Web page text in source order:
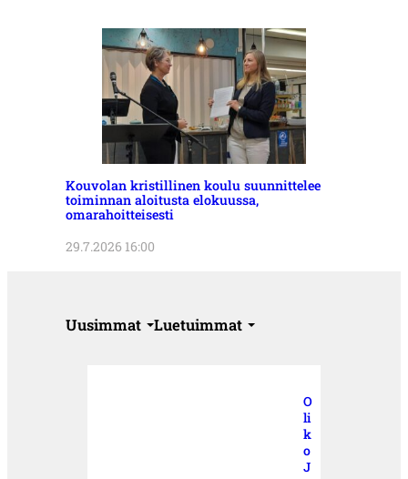
Kouvolan kristillinen koulu suunnittelee
toiminnan aloitusta elokuussa,
omarahoitteisesti
29.7.2026 16:00
Uusimmat Luetuimmat
O
li
k
o
J